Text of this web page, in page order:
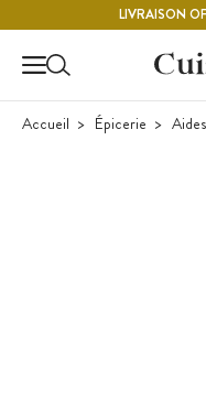
LIVRAISON
Accueil Épicerie